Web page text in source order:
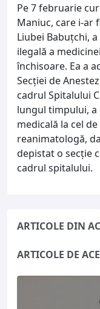
Pe 7 februarie
Maniuc, care i-ar
Liubei Babuțchi,
ilegală a
închisoare. Ea a
Secției de
cadrul Spitalului
lungul timpului, a
medicală la cel
reanimatologă,
depistat o secție
cadrul spitalului.